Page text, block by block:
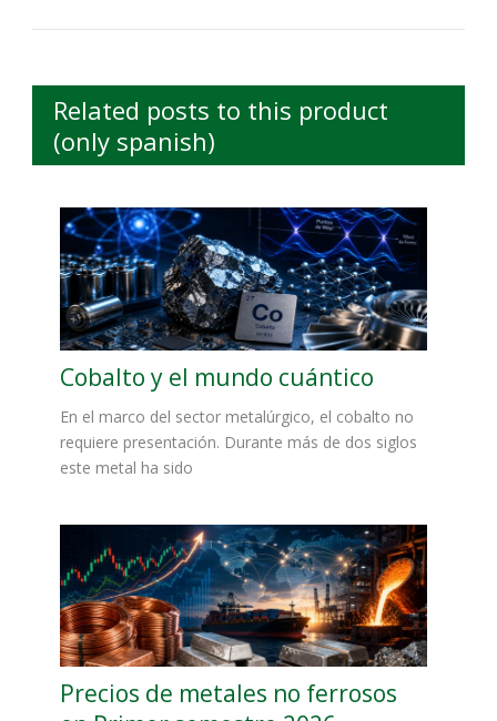
Related posts to this product
(only spanish)
Cobalto y el mundo cuántico
En el marco del sector metalúrgico, el cobalto no
requiere presentación. Durante más de dos siglos
este metal ha sido
Precios de metales no ferrosos